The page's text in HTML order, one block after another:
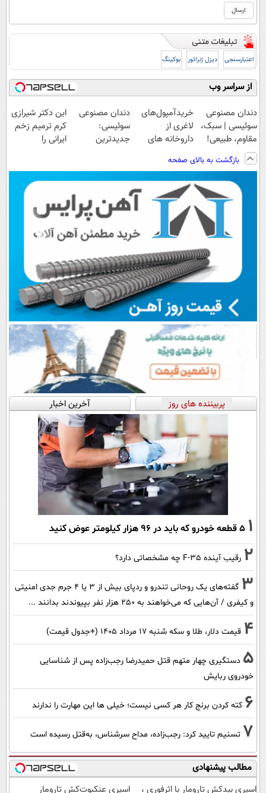
اعتبارسنجی دیزل ژنراتور بوکینگ
از سراسر وب
دندان مصنوعی
سوئیسی | سبک،
مقاوم، طبیعی!
ویزیت
رایگان+پرداخت
اقساطی😍
خریدآمپول‌های
لاغری از
داروخانه های
فوری همراه با
پک یخ!
دندان مصنوعی
سوئیسی:
جدیدترین
پرداخت قسطی
این دکتر شیرازی
کرم ترمیم زخم
ایرانی را
بازگشت به بالای صفحه
پربیننده های روز آخرین اخبار
1 ۵ قطعه خودرو که باید در ۹۶ هزار کیلومتر عوض کنید
2 رقیب آینده F-35 چه مشخصاتی دارد؟
3
گفته‌های یک روحانی تندرو و ردپای بیش از ۳ یا ۴ جرم جدی امنیتی
و کیفری / آن‌هایی که می‌خواهند به ۲۵۰ هزار نفر بپیوندند بدانند ...
4 قیمت دلار، طلا و سکه شنبه ۱۷ مرداد ۱۴۰۵ (+جدول قیمت)
5 دستگیری چهار متهم قتل حمیدرضا رجب‌زاده پس از شناسایی
خودروی ربایش
6 کته کردن برنج کار هر کسی نیست؛ خیلی ها این مهارت را ندارند
7 تسنیم تایید کرد: رجب‌زاده، مداح سرشناس، به‌قتل رسیده است
مطالب پیشنهادی
اسپری بیدکش تارومار با اثرفوری ،
اسپری عنکبوت‌‌کش تارومار